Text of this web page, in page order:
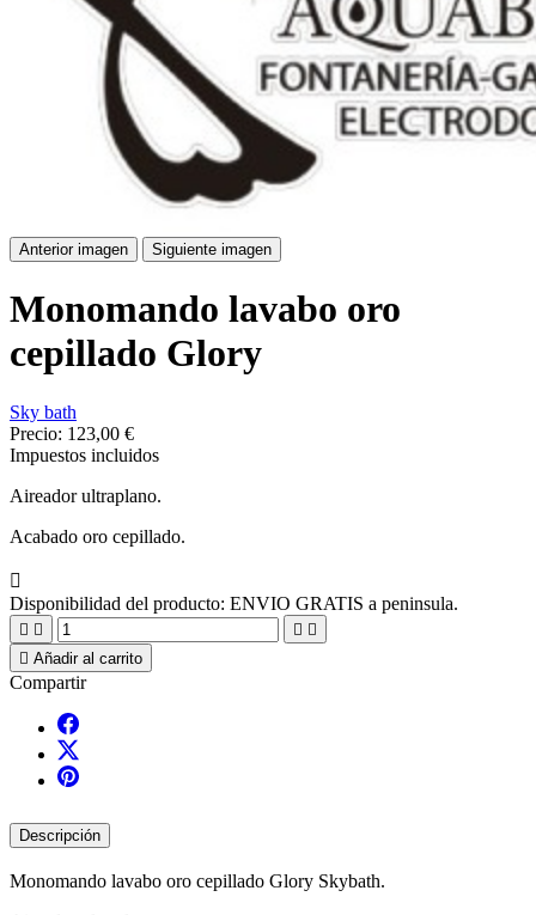
Anterior imagen Siguiente imagen
Monomando lavabo oro
cepillado Glory
Sky bath
Precio: 123,00 €
Impuestos incluidos
Aireador ultraplano.
Acabado oro cepillado.

Disponibilidad del producto: ENVIO GRATIS a peninsula.
   
 Añadir al carrito
Compartir
Descripción
Monomando lavabo oro cepillado Glory Skybath.